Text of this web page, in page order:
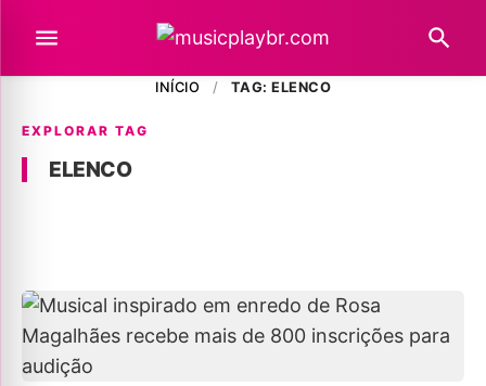
INÍCIO / TAG: ELENCO
EXPLORAR TAG
ELENCO